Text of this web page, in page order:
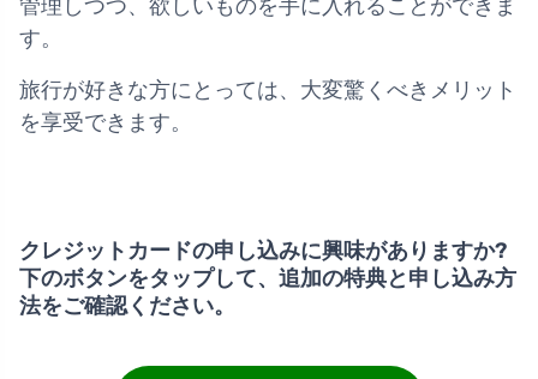
管理しつつ、欲しいものを手に入れることができま
す。
旅行が好きな方にとっては、大変驚くべきメリット
を享受できます。
クレジットカードの申し込みに興味がありますか?
下のボタンをタップして、追加の特典と申し込み方
法をご確認ください。